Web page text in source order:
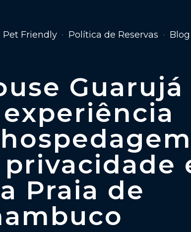
Pet Friendly Política de Reservas Blog
Guarujá
Praia de